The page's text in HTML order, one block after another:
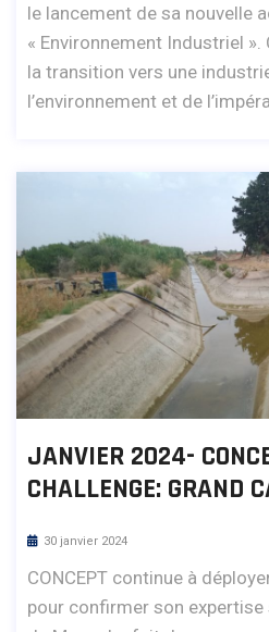
le lancement de sa nouvelle
« Environnement Industriel
la transition vers une
l’environnement et de
JANVIER 2024-
CHALLENGE: GRAND
30 janvier 2024
CONCEPT continue à
pour confirmer son expertise